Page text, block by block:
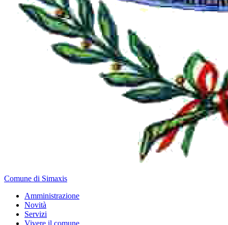
Comune di Simaxis
Amministrazione
Novità
Servizi
Vivere il comune